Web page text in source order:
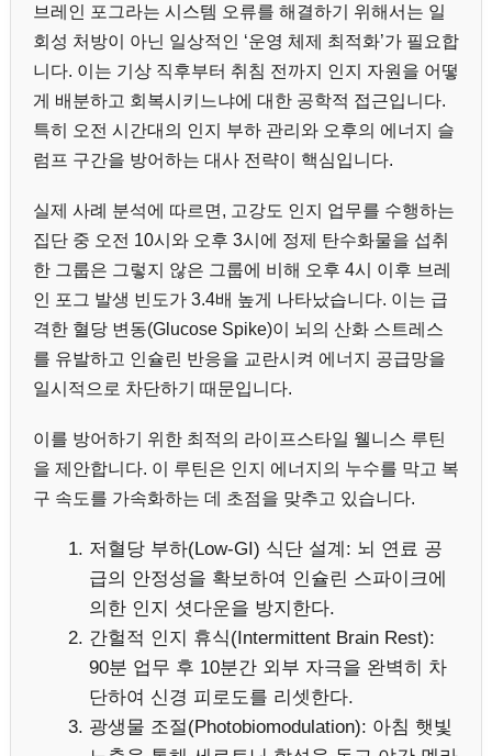
브레인 포그라는 시스템 오류를 해결하기 위해서는 일
회성 처방이 아닌 일상적인 ‘운영 체제 최적화’가 필요합
니다. 이는 기상 직후부터 취침 전까지 인지 자원을 어떻
게 배분하고 회복시키느냐에 대한 공학적 접근입니다.
특히 오전 시간대의 인지 부하 관리와 오후의 에너지 슬
럼프 구간을 방어하는 대사 전략이 핵심입니다.
실제 사례 분석에 따르면, 고강도 인지 업무를 수행하는
집단 중 오전 10시와 오후 3시에 정제 탄수화물을 섭취
한 그룹은 그렇지 않은 그룹에 비해 오후 4시 이후 브레
인 포그 발생 빈도가 3.4배 높게 나타났습니다. 이는 급
격한 혈당 변동(Glucose Spike)이 뇌의 산화 스트레스
를 유발하고 인슐린 반응을 교란시켜 에너지 공급망을
일시적으로 차단하기 때문입니다.
이를 방어하기 위한 최적의 라이프스타일 웰니스 루틴
을 제안합니다. 이 루틴은 인지 에너지의 누수를 막고 복
구 속도를 가속화하는 데 초점을 맞추고 있습니다.
저혈당 부하(Low-GI) 식단 설계: 뇌 연료 공
급의 안정성을 확보하여 인슐린 스파이크에
의한 인지 셧다운을 방지한다.
간헐적 인지 휴식(Intermittent Brain Rest):
90분 업무 후 10분간 외부 자극을 완벽히 차
단하여 신경 피로도를 리셋한다.
광생물 조절(Photobiomodulation): 아침 햇빛